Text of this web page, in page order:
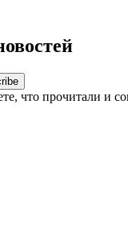
что прочитали и